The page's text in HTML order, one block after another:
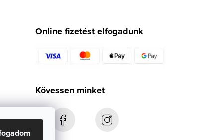
Online fizetést elfogadunk
Kövessen minket